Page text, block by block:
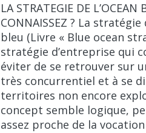
LA STRATEGIE DE L’OCEAN
CONNAISSEZ ? La stratégie
bleu (Livre « Blue ocean
stratégie d’entreprise qui
éviter de se retrouver sur
très concurrentiel et à se
territoires non encore
concept semble logique,
assez proche de la